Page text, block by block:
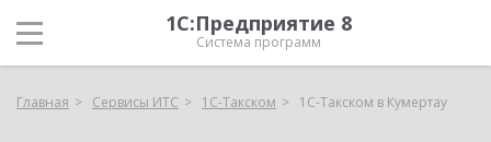
1С:Предприятие 8
Система программ
Главная Сервисы ИТС 1С-Такском 1С-Такском в Кумертау